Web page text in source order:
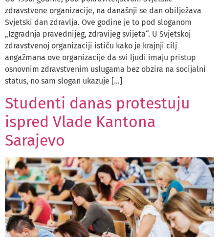
zdravstvene organizacije, na današnji se dan obilježava
Svjetski dan zdravlja. Ove godine je to pod sloganom
„Izgradnja pravednijeg, zdravijeg svijeta“. U Svjetskoj
zdravstvenoj organizaciji ističu kako je krajnji cilj
angažmana ove organizacije da svi ljudi imaju pristup
osnovnim zdravstvenim uslugama bez obzira na socijalni
status, no sam slogan ukazuje […]
Studenti danas protestuju
ispred Vlade Kantona
Sarajevo